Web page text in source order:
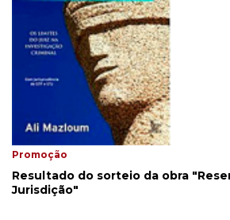
Promoção
Resultado do sorteio da obra
Jurisdição"